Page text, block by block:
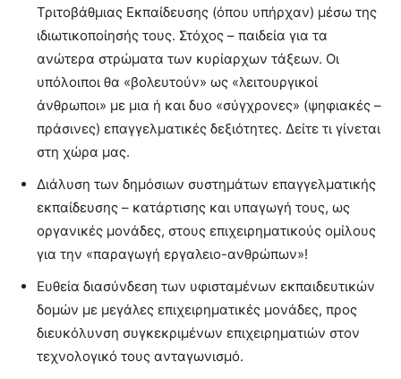
Τριτοβάθμιας Εκπαίδευσης (όπου υπήρχαν) μέσω της
ιδιωτικοποίησής τους. Στόχος – παιδεία για τα
ανώτερα στρώματα των κυρίαρχων τάξεων. Οι
υπόλοιποι θα «βολευτούν» ως «λειτουργικοί
άνθρωποι» με μια ή και δυο «σύγχρονες» (ψηφιακές –
πράσινες) επαγγελματικές δεξιότητες. Δείτε τι γίνεται
στη χώρα μας.
Διάλυση των δημόσιων συστημάτων επαγγελματικής
εκπαίδευσης – κατάρτισης και υπαγωγή τους, ως
οργανικές μονάδες, στους επιχειρηματικούς ομίλους
για την «παραγωγή εργαλειο-ανθρώπων»!
Ευθεία διασύνδεση των υφισταμένων εκπαιδευτικών
δομών με μεγάλες επιχειρηματικές μονάδες, προς
διευκόλυνση συγκεκριμένων επιχειρηματιών στον
τεχνολογικό τους ανταγωνισμό.